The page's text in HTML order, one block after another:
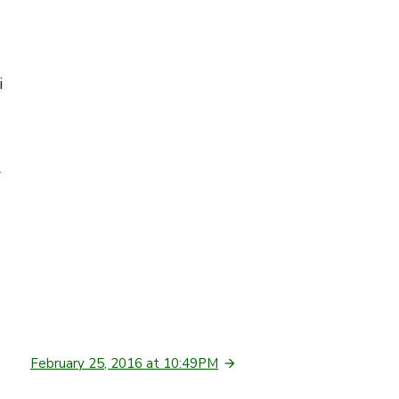
February 25, 2016 at 10:49PM